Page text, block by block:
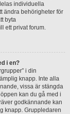
individuella
ändra behörigheter för
byta
ett privat forum.
i en?
i din
knapp. Inte alla
vissa är stängda
kan du gå med i
godkännande kan
knapp. Gruppledaren